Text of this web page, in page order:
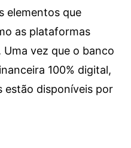
elementos que
as plataformas
vez que o banco
100% digital,
estão disponíveis por